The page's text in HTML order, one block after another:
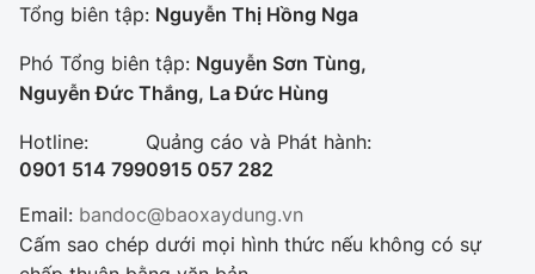
Tổng biên tập: Nguyễn Thị Hồng Nga
Phó Tổng biên tập: Nguyễn Sơn Tùng,
Nguyễn Đức Thắng, La Đức Hùng
Hotline:
0901 514 799
Quảng cáo và Phát hành:
0915 057 282
Email: bandoc@baoxaydung.vn
Cấm sao chép dưới mọi hình thức nếu không có sự